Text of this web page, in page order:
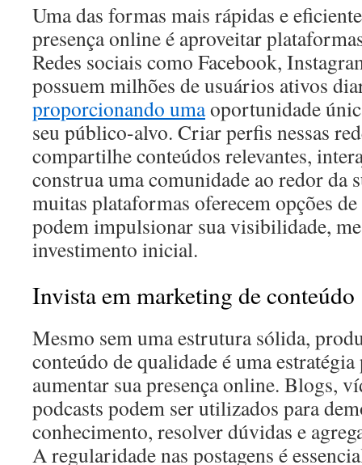
Uma das formas mais rápidas e
presença online é aproveitar
Redes sociais como Facebook,
possuem milhões de usuários ativos
proporcionando umaoportunidade
seu público-alvo. Criar perfis nessas
compartilhe conteúdos relevantes,
construa uma comunidade ao redor da
muitas plataformas oferecem opções
podem impulsionar sua visibilidade,
investimento inicial.
Invista em marketing de conteúdo
Mesmo sem uma estrutura sólida,
conteúdo de qualidade é uma estratégia
aumentar sua presença online. Blogs,
podcasts podem ser utilizados para
conhecimento, resolver dúvidas e
A regularidade nas postagens é